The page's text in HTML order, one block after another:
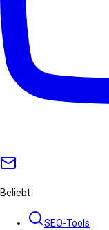
Beliebt
SEO-Tools